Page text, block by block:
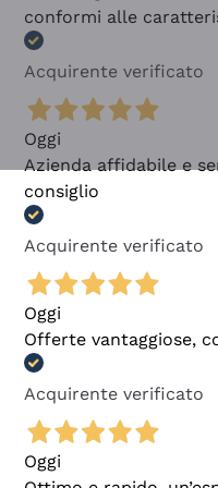
conformi alle
Acquirente verificato
Oggi
Azienda affidabile e
consiglio
Acquirente verificato
Oggi
Offerte vantaggiose,
Acquirente verificato
Oggi